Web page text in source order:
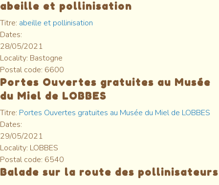
abeille et pollinisation
Titre: abeille et pollinisation
Dates:
28/05/2021
Locality: Bastogne
Postal code: 6600
Portes Ouvertes gratuites au Musée
du Miel de LOBBES
Titre: Portes Ouvertes gratuites au Musée du Miel de LOBBES
Dates:
29/05/2021
Locality: LOBBES
Postal code: 6540
Balade sur la route des pollinisateurs